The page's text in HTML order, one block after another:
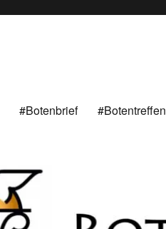
#Botenbrief #Botentreffen